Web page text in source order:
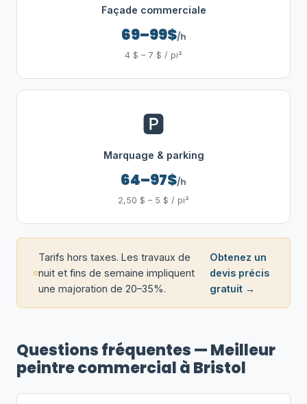
Façade commerciale
69–99$/h
4 $ – 7 $ / pi²
🅿️
Marquage & parking
64–97$/h
2,50 $ – 5 $ / pi²
Tarifs hors taxes. Les travaux de
nuit et fins de semaine impliquent
une majoration de 20–35%.
Obtenez un
devis précis
gratuit →
Questions fréquentes — Meilleur
peintre commercial à Bristol